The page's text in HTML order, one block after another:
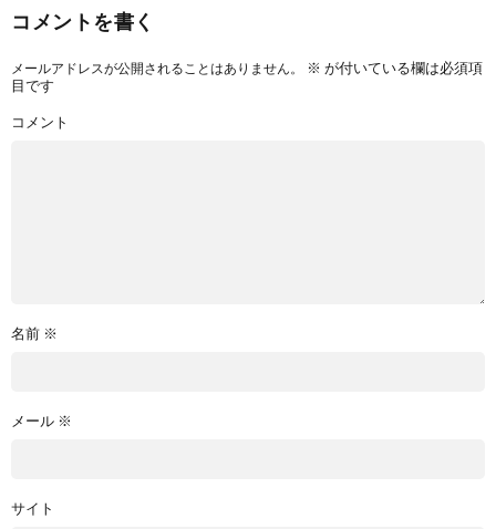
コメントを書く
メールアドレスが公開されることはありません。 ※ が付いている欄は必須項
目です
コメント
名前 ※
メール ※
サイト